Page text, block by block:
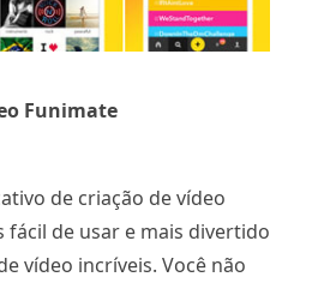
Funimate
de criação de vídeo
fácil de usar e mais divertido
vídeo incríveis. Você não